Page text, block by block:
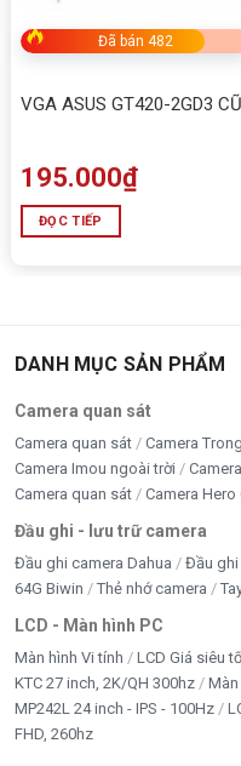
Đã bán 482
VGA ASUS GT420-2GD3 CŨ
195.000₫
ĐỌC TIẾP
DANH MỤC SẢN PHẨM
Camera quan sát
Camera quan sát Camera
Camera Imou ngoài trời
Camera quan sát
Camera Hero
Đầu ghi - lưu trữ camera
Đầu ghi camera Dahua Đầu ghi
64G Biwin
Thẻ nhớ camera
LCD - Màn hình PC
Màn hình Vi tính LCD Giá siêu
KTC 27 inch, 2K/QH 300hz
Màn
MP242L 24 inch - IPS - 100Hz
FHD, 260hz